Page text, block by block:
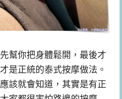
幫你把身體鬆開，最後才
是正統的泰式按摩做法。
該就會知道，其實是有正